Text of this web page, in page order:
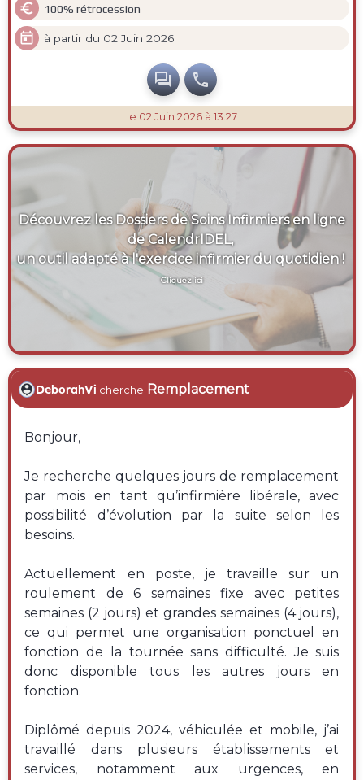
 100% rétrocession
 à partir du 02 Juin 2026
 
le 02 Juin 2026 à 13:27
Découvrez les Dossiers de Soins Infirmiers en ligne
de CalendrIDEL,
un outil adapté à l'exercice infirmier du quotidien !
Cliquez ici
DeborahVi cherche Remplacement
Bonjour,
Je recherche quelques jours de remplacement
par mois en tant qu’infirmière libérale, avec
possibilité d’évolution par la suite selon les
besoins.
Actuellement en poste, je travaille sur un
roulement de 6 semaines fixe avec petites
semaines (2 jours) et grandes semaines (4 jours),
ce qui permet une organisation ponctuel en
fonction de la tournée sans difficulté. Je suis
donc disponible tous les autres jours en
fonction.
Diplômé depuis 2024, véhiculée et mobile, j’ai
travaillé dans plusieurs établissements et
services, notamment aux urgences, en